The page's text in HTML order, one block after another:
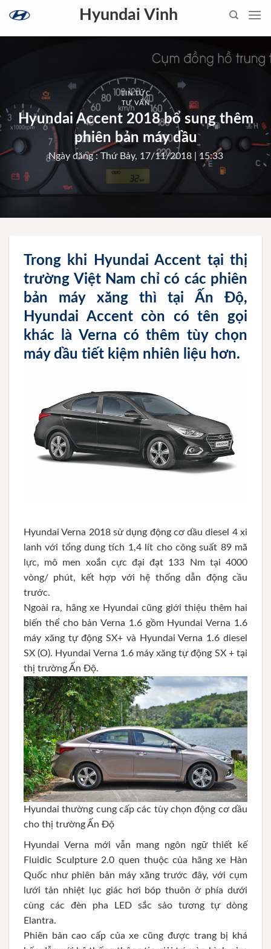
content
Hyundai Vinh
TIN TỨC
TƯ VẤN
Hyundai Accent 2018 bổ sung thêm
phiên bản máy dầu
Ngày đăng : Thứ Bảy, 17/11/2018 | 15:33
Trong khi Hyundai Accent tại thị
trường Việt Nam chỉ có các phiên
bản máy xăng thì tại Ấn Độ,
Hyundai Accent còn có tên gọi
khác là Verna có thêm tùy chọn
máy dầu tiết kiệm nhiên liệu hơn.
Hyundai Verna 2018 sử dụng động cơ dầu diesel 4 xi
lanh với tổng dung tích 1,4 lít cho công suất 89 mã
lực, mô men xoắn cực đại đạt 133 Nm tại 4000
vòng/ phút, kết hợp với hệ thống dẫn động cầu
trước.
Ngoài ra, hãng xe Hyundai cũng giới thiệu thêm hai
biến thể cho bản Verna 1.6 gồm Hyundai Verna 1.6
máy xăng tự động SX+ và Hyundai Verna 1.6 diesel
SX (O). Hyundai Verna 1.6 máy xăng tự động SX + tại
thị trường Ấn Độ.
Hyundai thường cung cấp các tùy chọn động cơ dầu
cho thị trường Ấn Độ
Hyundai Verna mới vẫn mang ngôn ngữ thiết kế
Fluidic Sculpture 2.0 quen thuộc của hãng xe Hàn
Quốc như phiên bản máy xăng trước đây, với cụm
lưới tản nhiệt lục giác hơi bóp thuôn ở phía dưới
cùng các đèn pha LED sắc sảo tương tự dòng
Elantra.
Phiên bản cao cấp của xe cũng được trang bị khá